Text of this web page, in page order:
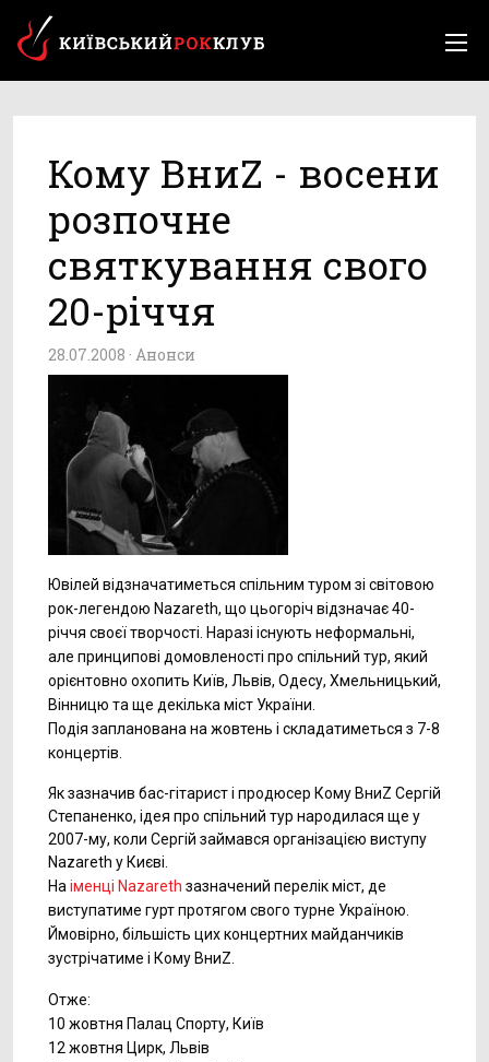
Кому ВниZ - восени
розпочне
святкування свого
20-річчя
28.07.2008 · Анонси
Ювілей відзначатиметься спільним туром зі світовою
рок-легендою Nazareth, що цьогоріч відзначає 40-
річчя своєї творчості. Наразі існують неформальні,
але принципові домовленості про спільний тур, який
орієнтовно охопить Київ, Львів, Одесу, Хмельницький,
Вінницю та ще декілька міст України.
Подія запланована на жовтень і складатиметься з 7-8
концертів.
Як зазначив бас-гітарист і продюсер Кому ВниZ Сергій
Степаненко, ідея про спільний тур народилася ще у
2007-му, коли Сергій займався організацією виступу
Nazareth у Києві.
На іменці Nazareth зазначений перелік міст, де
виступатиме гурт протягом свого турне Україною.
Ймовірно, більшість цих концертних майданчиків
зустрічатиме і Кому ВниZ.
Отже:
10 жовтня Палац Спорту, Київ
12 жовтня Цирк, Львів